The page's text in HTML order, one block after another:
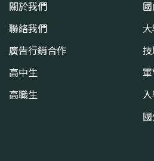
關於我們
聯絡我們
廣告行銷合作
高中生
高職生